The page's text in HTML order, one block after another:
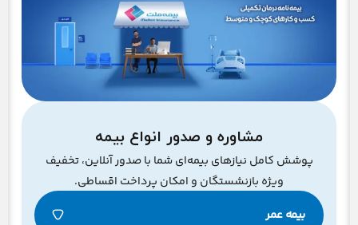
مشاوره و صدور انواع بیمه
پوشش کامل نیازهای بیمه‌ای شما با صدور آنلاین، تخفیف
ویژه بازنشستگان و امکان پرداخت اقساطی.
بیمه عمر